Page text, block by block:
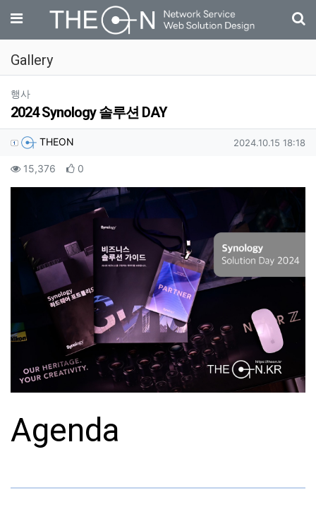
메뉴
Gallery
행사분류
2024 Synology 솔루션 DAY
작성자 정보
THEON 작성일
2024.10.15 18:18
컨텐츠 정보
15,376 조회 0
Agenda